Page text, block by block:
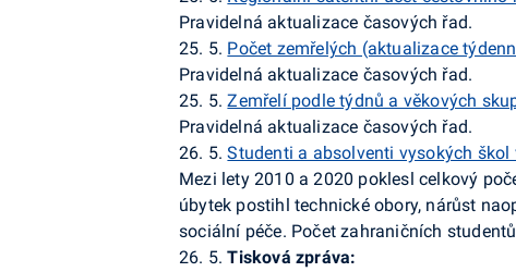
Pravidelná aktualizace časových řad.
25. 5. Počet zemřelých (aktualizace
Pravidelná aktualizace časových řad.
25. 5.Zemřelí podle týdnů a věkových
Pravidelná aktualizace časových řad.
26. 5.Studenti a absolventi vysokých škol
Mezi lety 2010 a 2020 poklesl celkový
úbytek postihl technické obory, nárůst
sociální péče. Počet zahraničních
26. 5. Tisková zpráva: